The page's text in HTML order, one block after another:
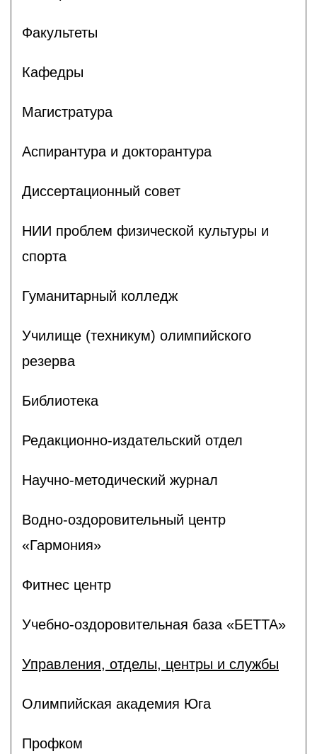
Факультеты
Кафедры
Магистратура
Аспирантура и докторантура
Диссертационный совет
НИИ проблем физической культуры и
спорта
Гуманитарный колледж
Училище (техникум) олимпийского
резерва
Библиотека
Редакционно-издательский отдел
Научно-методический журнал
Водно-оздоровительный центр
«Гармония»
Фитнес центр
Учебно-оздоровительная база «БЕТТА»
Управления, отделы, центры и службы
Олимпийская академия Юга
Профком